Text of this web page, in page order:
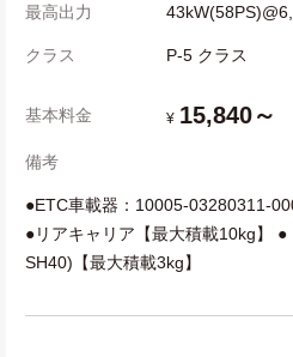
最高出力
クラス P-5 クラス
基本料金 ¥ 15,840～
備考
●ETC車載器：10005-03280311-
●リアキャリア【最大積載10kg】
SH40)【最大積載3kg】